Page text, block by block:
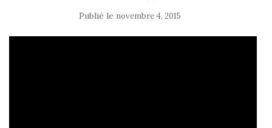
Publié le novembre 4, 2015